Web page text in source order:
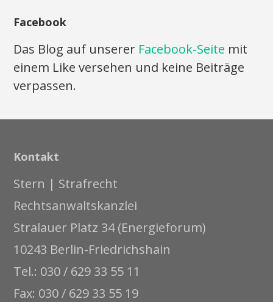
Facebook
Das Blog auf unserer Facebook-Seite mit
einem Like versehen und keine Beiträge
verpassen.
Kontakt
Stern | Strafrecht
Rechtsanwaltskanzlei
Stralauer Platz 34 (Energieforum)
10243 Berlin-Friedrichshain
Tel.: 030 / 629 33 55 11
Fax: 030 / 629 33 55 19